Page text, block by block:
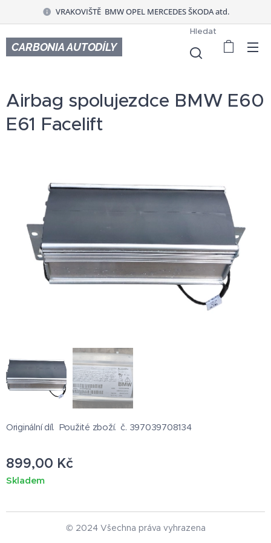
VRAKOVIŠTĚ BMW OPEL MERCEDES ŠKODA atd.
CARBONIA AUTODÍLY
Hledat
Airbag spolujezdce BMW E60
E61 Facelift
Originální díl. Použité zboží. č. 397039708134
899,00 Kč
Skladem
© 2024 Všechna práva vyhrazena